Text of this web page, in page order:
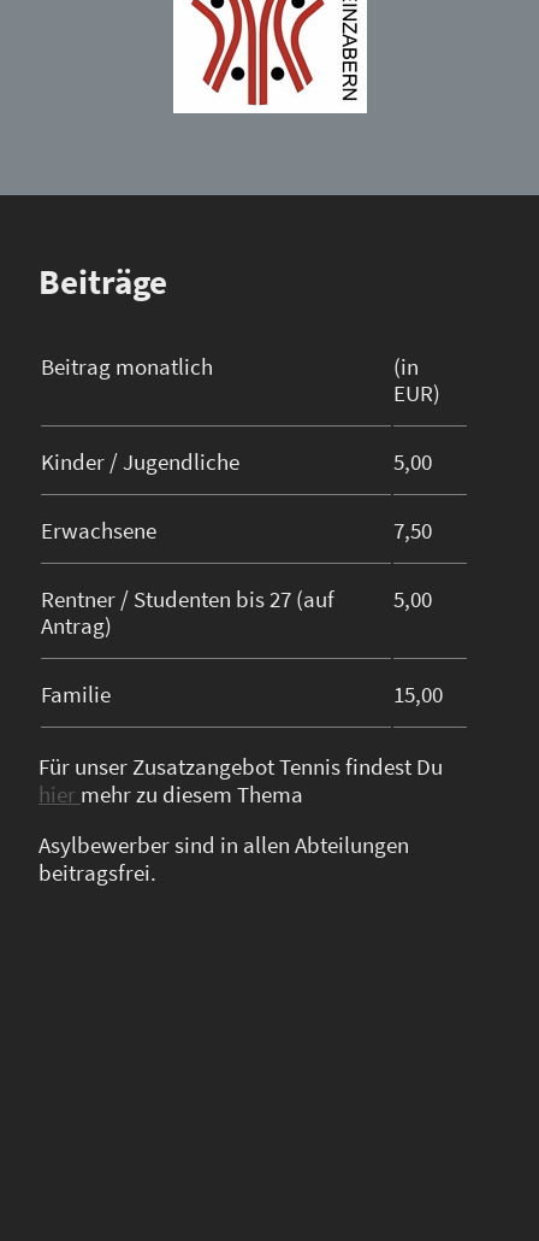
Beiträge
Beitrag monatlich
(in
EUR)
Kinder / Jugendliche 5,00
Erwachsene 7,50
Rentner / Studenten bis 27 (auf
Antrag)
5,00
Familie 15,00
Für unser Zusatzangebot Tennis findest Du
hier mehr zu diesem Thema
Asylbewerber sind in allen Abteilungen
beitragsfrei.